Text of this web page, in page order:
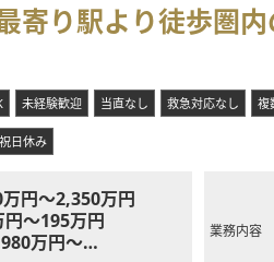
寄り駅より徒歩圏
未経験歓迎 当直なし 救急対応なし 複
祝日休み
円～2,350万円
～195万円
万円～
業務内容